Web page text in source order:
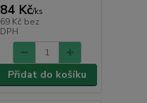
84 Kč/ks
69 Kč bez
DPH
Přidat do košíku